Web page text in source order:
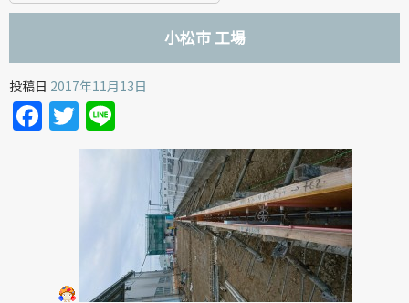
小松市 工場
投稿日 2017年11月13日
Facebook
Twitter